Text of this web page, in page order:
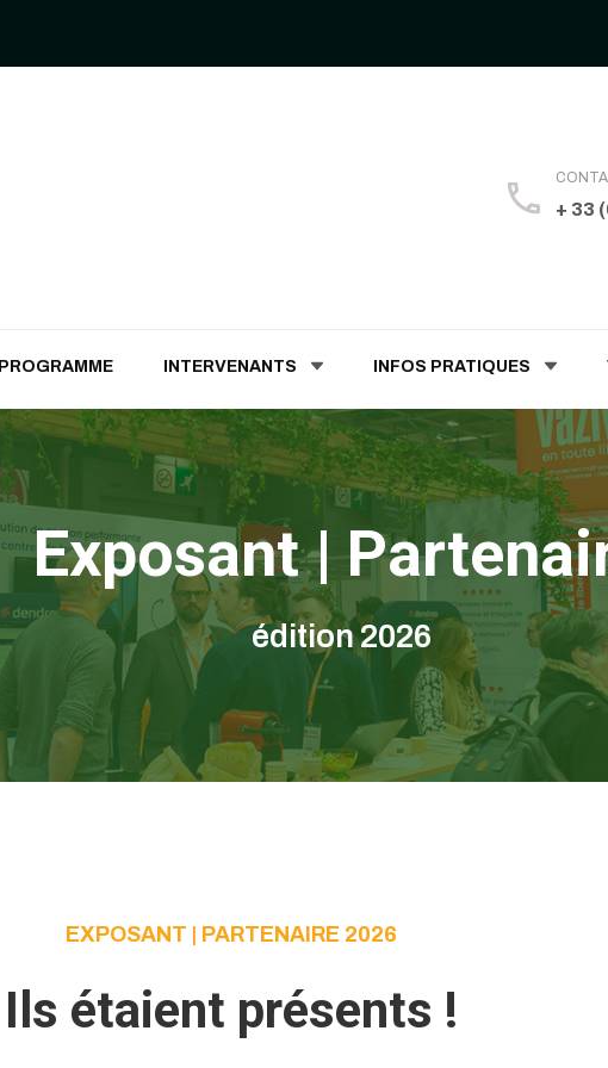
+ 33
PROGRAMME INTERVENANTS INFOS PRATIQUES
Exposant |
édition 2026
EXPOSANT | PARTENAIRE 2026
Ils étaient présents !